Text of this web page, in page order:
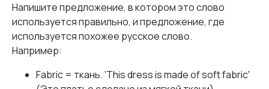
Напишите предложение, в котором это слово
используется правильно, и предложение, где
используется похожее русское слово.
Например:
Fabric = ткань. 'This dress is made of soft fabric'